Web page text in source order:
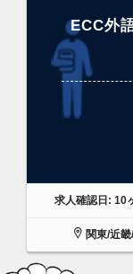
ECC外
求人確認日: 10
関東/近